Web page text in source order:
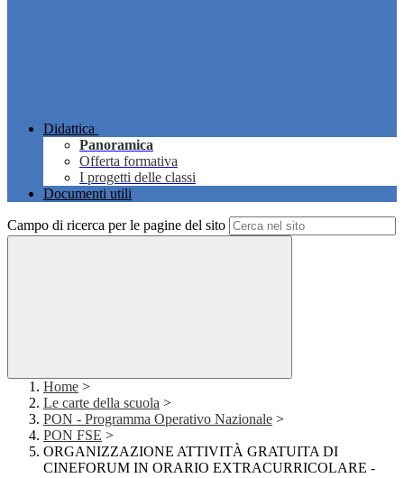
Didattica
Panoramica
Offerta formativa
I progetti delle classi
Documenti utili
Campo di ricerca per le pagine del sito
Home >
Le carte della scuola >
PON - Programma Operativo Nazionale >
PON FSE >
ORGANIZZAZIONE ATTIVITÀ GRATUITA DI
CINEFORUM IN ORARIO EXTRACURRICOLARE -